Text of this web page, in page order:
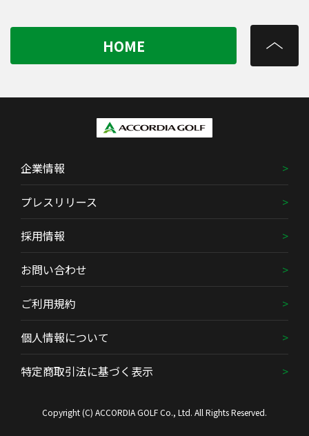
HOME
企業情報
プレスリリース
採用情報
お問い合わせ
ご利用規約
個人情報について
特定商取引法に基づく表示
Copyright (C) ACCORDIA GOLF Co., Ltd. All Rights Reserved.